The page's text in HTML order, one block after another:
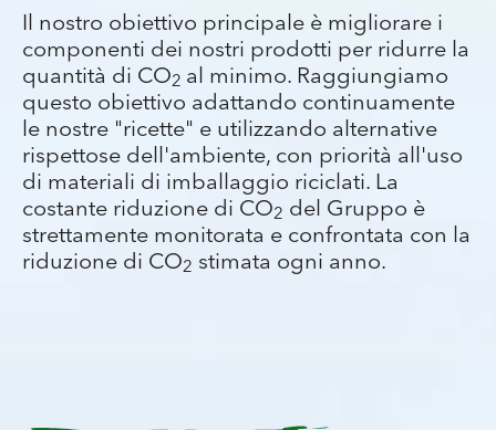
anni a venire. È un investimento sia in
termini di comfort sia di sostenibilità.
GO2morrow rappresenta:
- lanostra visionea pensare alle generazioni
future.
- lanostra ambizioneè impattare in modo
positivo sul futuro.
Il nostro obiettivo principale è migliorare i
componenti dei nostri prodotti per ridurre la
quantità di CO2 al minimo. Raggiungiamo
questo obiettivo adattando continuamente
le nostre "ricette" e utilizzando alternative
rispettose dell'ambiente, con priorità all'uso
di materiali di imballaggio riciclati. La
costante riduzione di CO2 del Gruppo è
strettamente monitorata e confrontata con la
riduzione di CO2 stimata ogni anno.